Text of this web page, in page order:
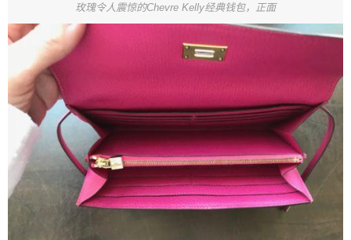
玫瑰令人震惊的Chevre Kelly经典钱包，正面